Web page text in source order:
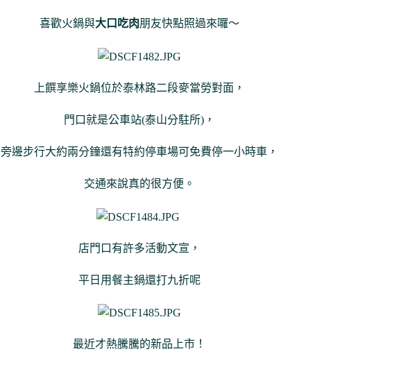
喜歡火鍋與大口吃肉朋友快點照過來囉～
上饌享樂火鍋位於泰林路二段麥當勞對面，
門口就是公車站(泰山分駐所)，
旁邊步行大約兩分鐘還有特約停車場可免費停一小時車，
交通來說真的很方便。
店門口有許多活動文宣，
平日用餐主鍋還打九折呢
最近才熱騰騰的新品上市！